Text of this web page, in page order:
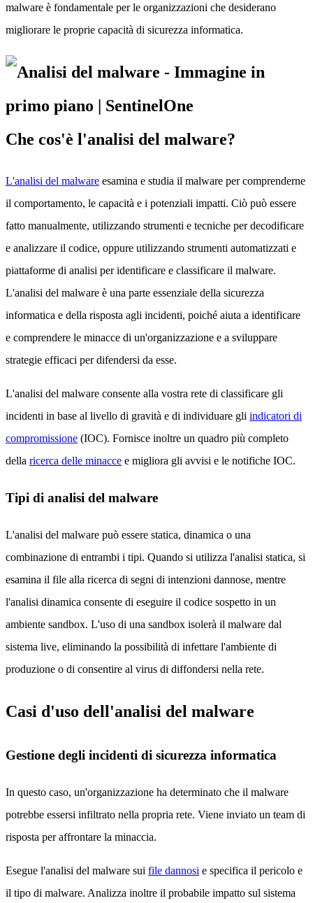
malware è fondamentale per le organizzazioni che desiderano
migliorare le proprie capacità di sicurezza informatica.
Che cos'è l'analisi del malware?
L'analisi del malware esamina e studia il malware per comprenderne
il comportamento, le capacità e i potenziali impatti. Ciò può essere
fatto manualmente, utilizzando strumenti e tecniche per decodificare
e analizzare il codice, oppure utilizzando strumenti automatizzati e
piattaforme di analisi per identificare e classificare il malware.
L'analisi del malware è una parte essenziale della sicurezza
informatica e della risposta agli incidenti, poiché aiuta a identificare
e comprendere le minacce di un'organizzazione e a sviluppare
strategie efficaci per difendersi da esse.
L'analisi del malware consente alla vostra rete di classificare gli
incidenti in base al livello di gravità e di individuare gli indicatori di
compromissione (IOC). Fornisce inoltre un quadro più completo
della ricerca delle minacce e migliora gli avvisi e le notifiche IOC.
Tipi di analisi del malware
L'analisi del malware può essere statica, dinamica o una
combinazione di entrambi i tipi. Quando si utilizza l'analisi statica, si
esamina il file alla ricerca di segni di intenzioni dannose, mentre
l'analisi dinamica consente di eseguire il codice sospetto in un
ambiente sandbox. L'uso di una sandbox isolerà il malware dal
sistema live, eliminando la possibilità di infettare l'ambiente di
produzione o di consentire al virus di diffondersi nella rete.
Casi d'uso dell'analisi del malware
Gestione degli incidenti di sicurezza informatica
In questo caso, un'organizzazione ha determinato che il malware
potrebbe essersi infiltrato nella propria rete. Viene inviato un team di
risposta per affrontare la minaccia.
Esegue l'analisi del malware sui file dannosi e specifica il pericolo e
il tipo di malware. Analizza inoltre il probabile impatto sul sistema